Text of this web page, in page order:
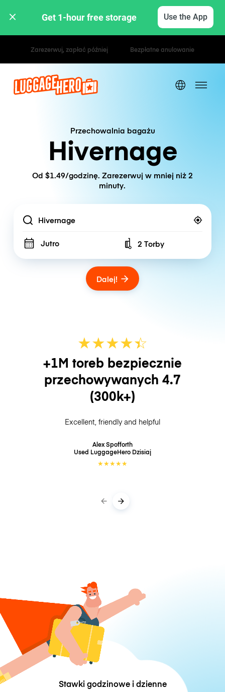
Get 1-hour free storage Use the App
Stawki godzinowe / dzienne
Przechowalnia bagażu
Hivernage
Od $1.49/godzinę. Zarezerwuj w mniej niż 2
minuty.
Location
Jutro Number of bags
2 Torby
Dalej!
★★★★☆
★
+1M toreb bezpiecznie
przechowywanych 4.7
(300k+)
Excellent, friendly and helpful
Alex Spofforth
Used LuggageHero Dzisiaj
★★★★★
Stawki godzinowe i dzienne